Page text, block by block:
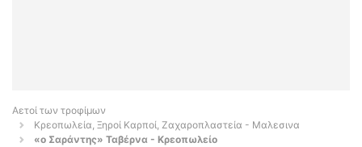
Αετοί των τροφίμων
Κρεοπωλεία, Ξηροί Καρποί, Ζαχαροπλαστεία - Μαλεσινα
«ο Σαράντης» Ταβέρνα - Κρεοπωλείο